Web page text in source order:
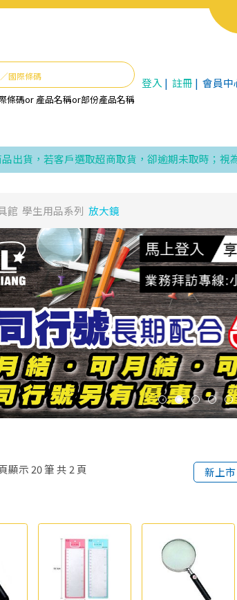
條碼or 產品名稱or部份產品名稱
登入 | 註冊 | 會員中
客戶選取超商取貨，卻逾期未取時；視為同意賣
館 學生用品系列 放大鏡
顯示 20筆 共 2頁 新上市